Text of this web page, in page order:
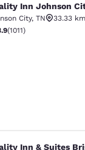
Johnson
Inn Johnson
City, TN
33.33 km
de 3.94
(1011)
Inn & Suites